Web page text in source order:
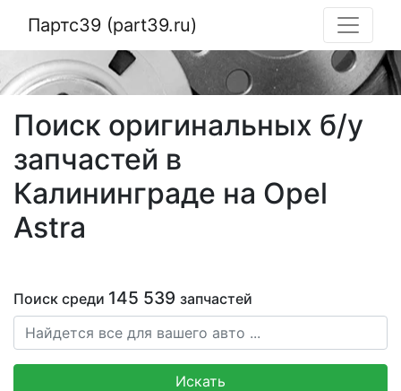
Партс39 (part39.ru)
Поиск оригинальных б/у
запчастей в
Калининграде на Opel
Astra
Поиск среди 145 539 запчастей
Искать